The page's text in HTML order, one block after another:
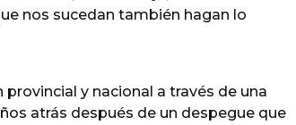
nos sucedan también hagan lo
y nacional a través de una
atrás después de un despegue que